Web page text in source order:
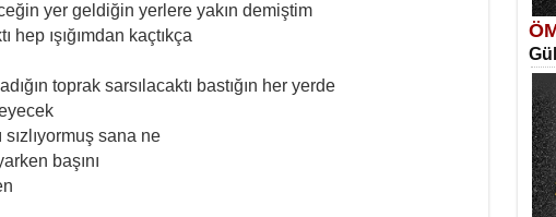
yer geldiğin yerlere yakın demiştim
hep ışığımdan kaçtıkça
toprak sarsılacaktı bastığın her yerde
sızlıyormuş sana ne
başını